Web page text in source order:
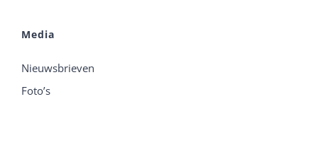
Media
Nieuwsbrieven
Foto’s